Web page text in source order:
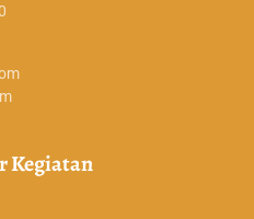
Kegiatan